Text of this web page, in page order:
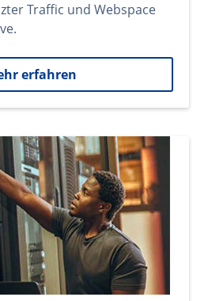
Traffic und Webspace
erfahren